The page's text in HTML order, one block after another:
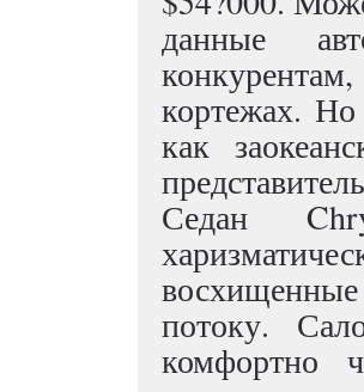
данные
кортежах.
как
Седан
восхищенные
потоку.
комфортно